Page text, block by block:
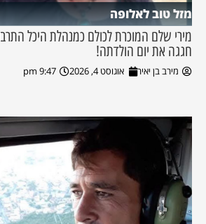
מזל טוב לאלופה
מירי שלם המוכרת לכולם כמנהלת היכל
חגגה את יום הולדתה!
מירב בן יאיר אוגוסט 4, 2026 9:47 pm